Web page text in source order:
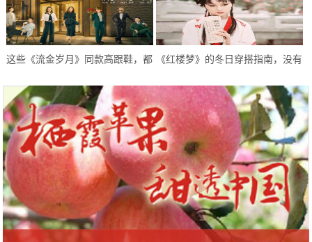
这些《流金岁月》同款高跟鞋，都
《红楼梦》的冬日穿搭指南，没有